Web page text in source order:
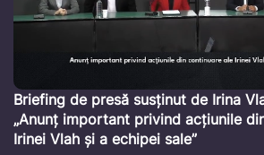
Briefing de presă susținut de Irina
„Anunț important privind acțiunile
Irinei Vlah și a echipei sale”